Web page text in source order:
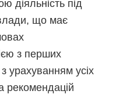
діяльність під
влади, що має
з перших
урахуванням усіх
рекомендацій